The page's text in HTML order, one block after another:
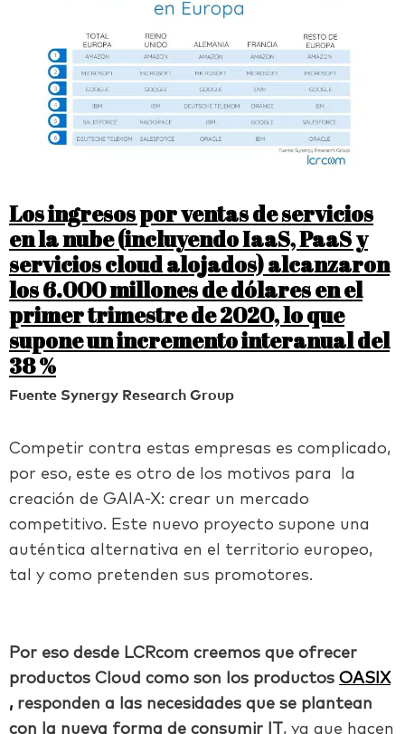
Los ingresos por ventas de servicios
en la nube (incluyendo IaaS, PaaS y
servicios cloud alojados) alcanzaron
los 6.000 millones de dólares en el
primer trimestre de 2020, lo que
supone un incremento interanual del
38 %
Fuente Synergy Research Group
Competir contra estas empresas es complicado,
por eso, este es otro de los motivos para la
creación de GAIA-X: crear un mercado
competitivo. Este nuevo proyecto supone una
auténtica alternativa en el territorio europeo,
tal y como pretenden sus promotores.
Por eso desde LCRcom creemos que ofrecer
productos Cloud como son los productos OASIX
, responden a las necesidades que se plantean
con la nueva forma de consumir IT, ya que hacen